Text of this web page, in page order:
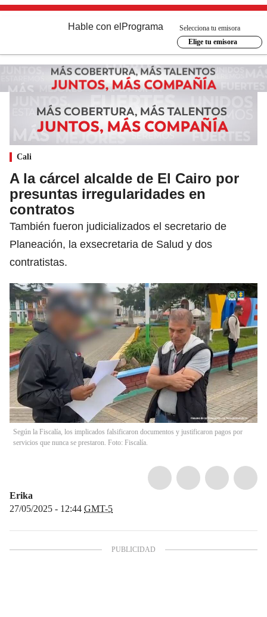
Hable con el Programa
Selecciona tu emisora
Elige tu emisora
Cali
A la cárcel alcalde de El Cairo por
presuntas irregularidades en
contratos
También fueron judicializados el secretario de
Planeación, la exsecretaria de Salud y dos
contratistas.
Según la Fiscalía, los implicados falsificaron documentos y justificaron pagos por
servicios que nunca se prestaron. Foto: Fiscalía.
Erika
27/05/2025 - 12:44 GMT-5